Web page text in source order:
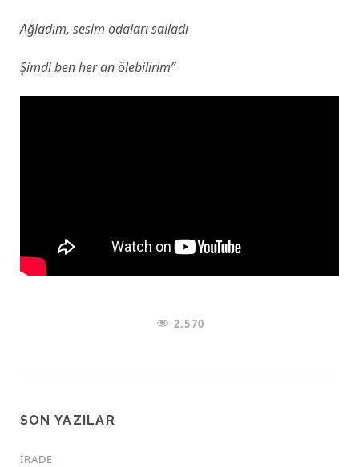
Ağladım, sesim odaları salladı
Şimdi ben her an ölebilirim”
2.570
SON YAZILAR
İRADE